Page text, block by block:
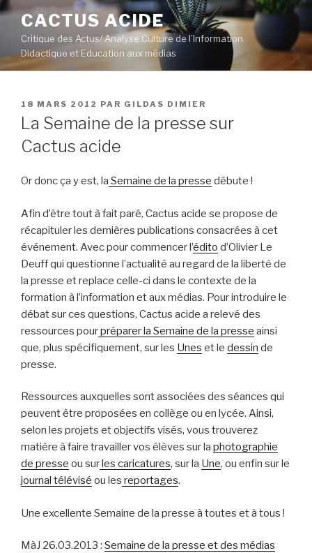
Aller
contenu
principal
CACTUS ACIDE
Critique des Actus/ Analyse Culture de l’Information
Didactique et Education aux médias
PUBLIÉ
LE
18 MARS 2012 PAR GILDAS DIMIER
La Semaine de la presse sur
Cactus acide
Or donc ça y est, la Semaine de la presse débute !
Afin d’être tout à fait paré, Cactus acide se propose de
récapituler les dernières publications consacrées à cet
événement. Avec pour commencer l’édito d’Olivier Le
Deuff qui questionne l’actualité au regard de la liberté de
la presse et replace celle-ci dans le contexte de la
formation à l’information et aux médias. Pour introduire le
débat sur ces questions, Cactus acide a relevé des
ressources pourpréparer la Semaine de la presse ainsi
que, plus spécifiquement, sur les Unes et le dessin de
presse.
Ressources auxquelles sont associées des séances qui
peuvent être proposées en collège ou en lycée. Ainsi,
selon les projets et objectifs visés, vous trouverez
matière à faire travailler vos élèves sur la photographie
de presse ou surles caricatures, sur la Une, ou enfin sur le
journal télévisé ou les reportages.
Une excellente Semaine de la presse à toutes et à tous !
MàJ 26.03.2013 : Semaine de la presse et des médias